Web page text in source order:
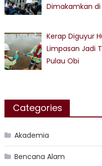
Dimakamkan
Kerap Diguyur
Limpasan Jadi
Pulau Obi
Categories
Akademia
Bencana Alam